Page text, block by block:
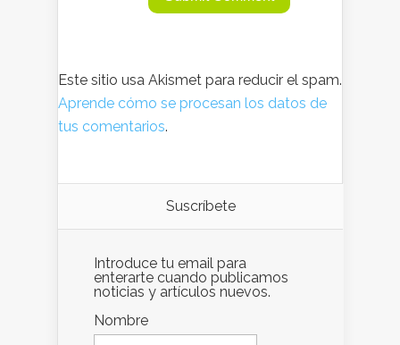
Este sitio usa Akismet para reducir el spam.
Aprende cómo se procesan los datos de
tus comentarios.
Suscríbete
Introduce tu email para
enterarte cuando publicamos
noticias y artículos nuevos.
Nombre